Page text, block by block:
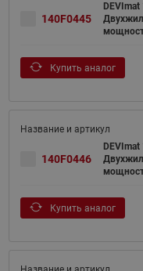
140F0445
Купить аналог
140F0446
Купить аналог